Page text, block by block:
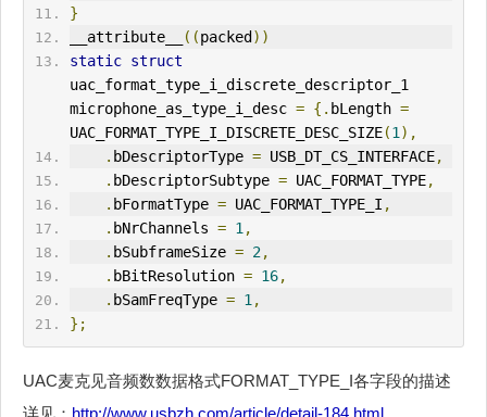
}
__attribute__
((packed ))
static struct
uac_format_type_i_discrete_descriptor_1
microphone_as_type_i_desc = {. bLength =
UAC_FORMAT_TYPE_I_DISCRETE_DESC_SIZE(1),
. bDescriptorType = USB_DT_CS_ INTERFACE,
. bDescriptorSubtype = UAC_FORMAT_TYPE,
. bFormatType = UAC_FORMAT_TYPE_I ,
. bNrChannels = 1,
. bSubframeSize = 2,
. bBitResolution = 16,
. bSamFreqType = 1,
};
UAC麦克见音频数数据格式FORMAT_TYPE_I各字段的描述